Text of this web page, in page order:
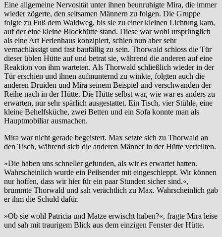
Eine allgemeine Nervosität unter ihnen beunruhigte Mira, die immer
wieder zögerte, den seltsamen Männern zu folgen. Die Gruppe
folgte zu Fuß dem Waldweg, bis sie zu einer kleinen Lichtung kam,
auf der eine kleine Blockhütte stand. Diese war wohl ursprünglich
als eine Art Ferienhaus konzipiert, schien nun aber sehr
vernachlässigt und fast baufällig zu sein. Thorwald schloss die Tür
dieser üblen Hütte auf und betrat sie, während die anderen auf eine
Reaktion von ihm warteten. Als Thorwald schließlich wieder in der
Tür erschien und ihnen aufmunternd zu winkte, folgten auch die
anderen Druiden und Mira seinem Beispiel und verschwanden der
Reihe nach in der Hütte. Die Hütte selbst war, wie war es anders zu
erwarten, nur sehr spärlich ausgestattet. Ein Tisch, vier Stühle, eine
kleine Behelfsküche, zwei Betten und ein Sofa konnte man als
Hauptmobiliar ausmachen.
Mira war nicht gerade begeistert. Max setzte sich zu Thorwald an
den Tisch, während sich die anderen Männer in der Hütte verteilten.
»Die haben uns schneller gefunden, als wir es erwartet hatten.
Wahrscheinlich wurde ein Peilsender mit eingeschleppt. Wir können
nur hoffen, dass wir hier für ein paar Stunden sicher sind.«,
brummte Thorwald und sah verächtlich zu Max. Wahrscheinlich gab
er ihm die Schuld dafür.
»Ob sie wohl Patricia und Matze erwischt haben?«, fragte Mira leise
und sah mit traurigem Blick aus dem einzigen Fenster der Hütte.